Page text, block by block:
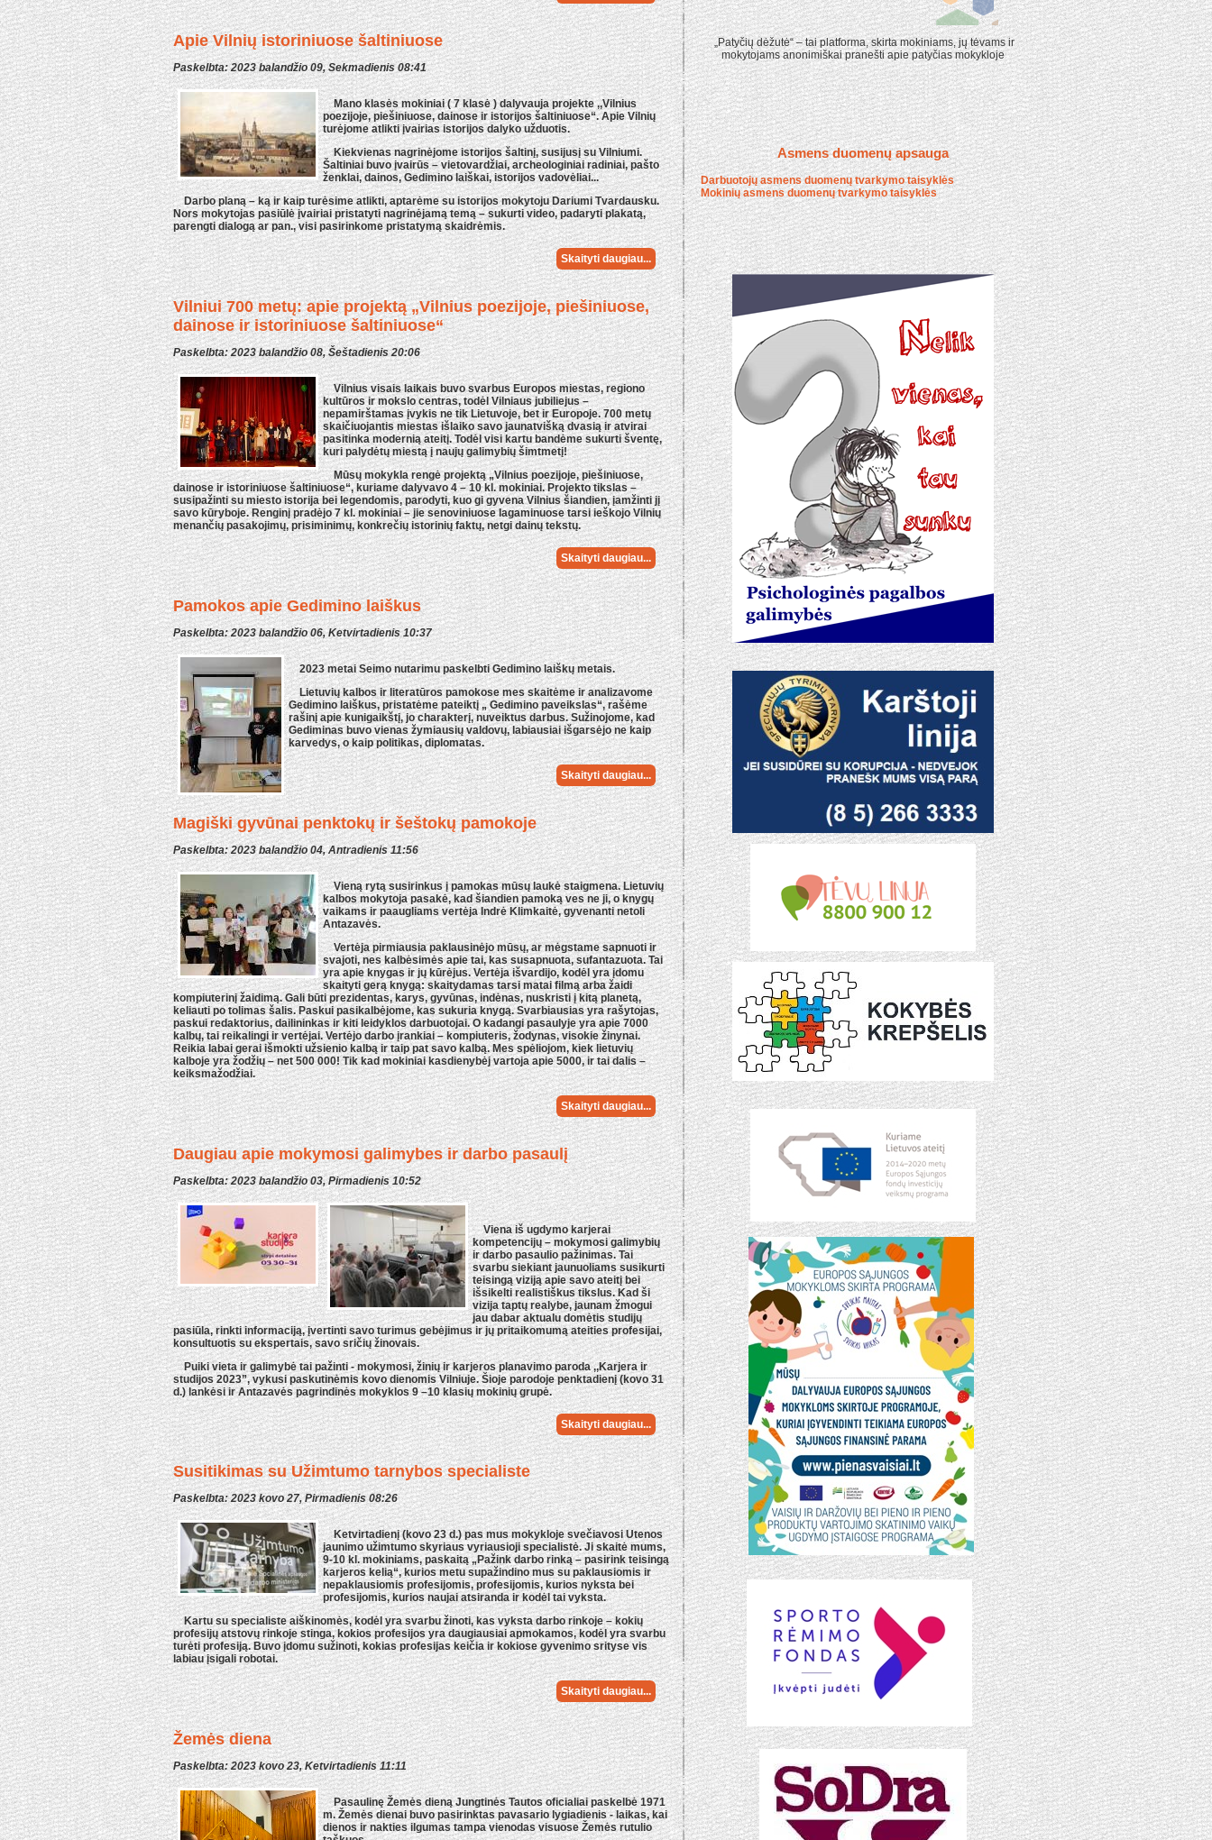
Apie Vilnių istoriniuose šaltiniuose
Paskelbta: 2023 balandžio 09, Sekmadienis 08:41
Mano klasės mokiniai ( 7 klasė ) dalyvauja projekte ,,Vilnius
poezijoje, piešiniuose, dainose ir istorijos šaltiniuose“. Apie Vilnių
turėjome atlikti įvairias istorijos dalyko užduotis.
Kiekvienas nagrinėjome istorijos šaltinį, susijusį su Vilniumi.
Šaltiniai buvo įvairūs – vietovardžiai, archeologiniai radiniai, pašto
ženklai, dainos, Gedimino laiškai, istorijos vadovėliai...
Darbo planą – ką ir kaip turėsime atlikti, aptarėme su istorijos mokytoju Dariumi Tvardausku.
Nors mokytojas pasiūlė įvairiai pristatyti nagrinėjamą temą – sukurti video, padaryti plakatą,
parengti dialogą ar pan., visi pasirinkome pristatymą skaidrėmis.
Skaityti daugiau...
Vilniui 700 metų: apie projektą „Vilnius poezijoje, piešiniuose,
dainose ir istoriniuose šaltiniuose“
Paskelbta: 2023 balandžio 08, Šeštadienis 20:06
Vilnius visais laikais buvo svarbus Europos miestas, regiono
kultūros ir mokslo centras, todėl Vilniaus jubiliejus –
nepamirštamas įvykis ne tik Lietuvoje, bet ir Europoje. 700 metų
skaičiuojantis miestas išlaiko savo jaunatvišką dvasią ir atvirai
pasitinka modernią ateitį. Todėl visi kartu bandėme sukurti šventę,
kuri palydėtų miestą į naujų galimybių šimtmetį!
Mūsų mokykla rengė projektą „Vilnius poezijoje, piešiniuose,
dainose ir istoriniuose šaltiniuose“, kuriame dalyvavo 4 – 10 kl. mokiniai. Projekto tikslas –
susipažinti su miesto istorija bei legendomis, parodyti, kuo gi gyvena Vilnius šiandien, įamžinti jį
savo kūryboje. Renginį pradėjo 7 kl. mokiniai – jie senoviniuose lagaminuose tarsi ieškojo Vilnių
menančių pasakojimų, prisiminimų, konkrečių istorinių faktų, netgi dainų tekstų.
Skaityti daugiau...
Pamokos apie Gedimino laiškus
Paskelbta: 2023 balandžio 06, Ketvirtadienis 10:37
2023 metai Seimo nutarimu paskelbti Gedimino laiškų metais.
Lietuvių kalbos ir literatūros pamokose mes skaitėme ir analizavome
Gedimino laiškus, pristatėme pateiktį „ Gedimino paveikslas“, rašėme
rašinį apie kunigaikštį, jo charakterį, nuveiktus darbus. Sužinojome, kad
Gediminas buvo vienas žymiausių valdovų, labiausiai išgarsėjo ne kaip
karvedys, o kaip politikas, diplomatas.
Skaityti daugiau...
Magiški gyvūnai penktokų ir šeštokų pamokoje
Paskelbta: 2023 balandžio 04, Antradienis 11:56
Vieną rytą susirinkus į pamokas mūsų laukė staigmena. Lietuvių
kalbos mokytoja pasakė, kad šiandien pamoką ves ne ji, o knygų
vaikams ir paaugliams vertėja Indrė Klimkaitė, gyvenanti netoli
Antazavės.
Vertėja pirmiausia paklausinėjo mūsų, ar mėgstame sapnuoti ir
svajoti, nes kalbėsimės apie tai, kas susapnuota, sufantazuota. Tai
yra apie knygas ir jų kūrėjus. Vertėja išvardijo, kodėl yra įdomu
skaityti gerą knygą: skaitydamas tarsi matai filmą arba žaidi
kompiuterinį žaidimą. Gali būti prezidentas, karys, gyvūnas, indėnas, nuskristi į kitą planetą,
keliauti po tolimas šalis. Paskui pasikalbėjome, kas sukuria knygą. Svarbiausias yra rašytojas,
paskui redaktorius, dailininkas ir kiti leidyklos darbuotojai. O kadangi pasaulyje yra apie 7000
kalbų, tai reikalingi ir vertėjai. Vertėjo darbo įrankiai – kompiuteris, žodynas, visokie žinynai.
Reikia labai gerai išmokti užsienio kalbą ir taip pat savo kalbą. Mes spėliojom, kiek lietuvių
kalboje yra žodžių – net 500 000! Tik kad mokiniai kasdienybėj vartoja apie 5000, ir tai dalis –
keiksmažodžiai.
Skaityti daugiau...
Daugiau apie mokymosi galimybes ir darbo pasaulį
Paskelbta: 2023 balandžio 03, Pirmadienis 10:52
Viena iš ugdymo karjerai
kompetencijų – mokymosi galimybių
ir darbo pasaulio pažinimas. Tai
svarbu siekiant jaunuoliams susikurti
teisingą viziją apie savo ateitį bei
išsikelti realistiškus tikslus. Kad ši
vizija taptų realybe, jaunam žmogui
jau dabar aktualu domėtis studijų
pasiūla, rinkti informaciją, įvertinti savo turimus gebėjimus ir jų pritaikomumą ateities profesijai,
konsultuotis su ekspertais, savo sričių žinovais.
Puiki vieta ir galimybė tai pažinti - mokymosi, žinių ir karjeros planavimo paroda ,,Karjera ir
studijos 2023”, vykusi paskutinėmis kovo dienomis Vilniuje. Šioje parodoje penktadienį (kovo 31
d.) lankėsi ir Antazavės pagrindinės mokyklos 9 –10 klasių mokinių grupė.
Skaityti daugiau...
Susitikimas su Užimtumo tarnybos specialiste
Paskelbta: 2023 kovo 27, Pirmadienis 08:26
Ketvirtadienį (kovo 23 d.) pas mus mokykloje svečiavosi Utenos
jaunimo užimtumo skyriaus vyriausioji specialistė. Ji skaitė mums,
9-10 kl. mokiniams, paskaitą „Pažink darbo rinką – pasirink teisingą
karjeros kelią“, kurios metu supažindino mus su paklausiomis ir
nepaklausiomis profesijomis, profesijomis, kurios nyksta bei
profesijomis, kurios naujai atsiranda ir kodėl tai vyksta.
Kartu su specialiste aiškinomės, kodėl yra svarbu žinoti, kas vyksta darbo rinkoje – kokių
profesijų atstovų rinkoje stinga, kokios profesijos yra daugiausiai apmokamos, kodėl yra svarbu
turėti profesiją. Buvo įdomu sužinoti, kokias profesijas keičia ir kokiose gyvenimo srityse vis
labiau įsigali robotai.
Skaityti daugiau...
Žemės diena
Paskelbta: 2023 kovo 23, Ketvirtadienis 11:11
Pasaulinę Žemės dieną Jungtinės Tautos oficialiai paskelbė 1971
m. Žemės dienai buvo pasirinktas pavasario lygiadienis - laikas, kai
dienos ir nakties ilgumas tampa vienodas visuose Žemės rutulio
„Patyčių dėžutė“ – tai platforma, skirta mokiniams, jų tėvams ir
mokytojams anonimiškai pranešti apie patyčias mokykloje
Asmens duomenų apsauga
Darbuotojų asmens duomenų tvarkymo taisyklės
Mokinių asmens duomenų tvarkymo taisyklės